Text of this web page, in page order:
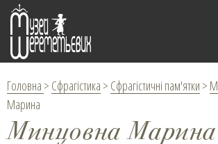
Головна > Сфрагістика > Сфрагістичні пам'ятки > М
Марина
Минцовна Марина